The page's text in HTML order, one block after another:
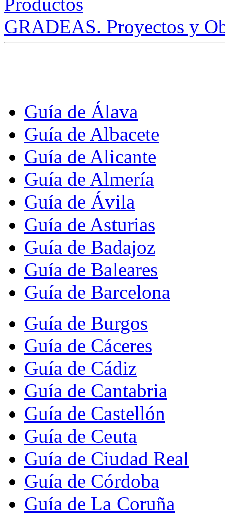
GRADEAS. Proyectos y
Guía de Álava
Guía de Albacete
Guía de Alicante
Guía de Almería
Guía de Ávila
Guía de Asturias
Guía de Badajoz
Guía de Baleares
Guía de Barcelona
Guía de Burgos
Guía de Cáceres
Guía de Cádiz
Guía de Cantabria
Guía de Castellón
Guía de Ceuta
Guía de Ciudad Real
Guía de Córdoba
Guía de La Coruña